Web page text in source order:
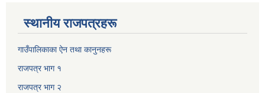
स्थानीय राजपत्रहरू
गाउँपालिकाका ऐन तथा कानुनहरू
राजपत्र भाग १
राजपत्र भाग २